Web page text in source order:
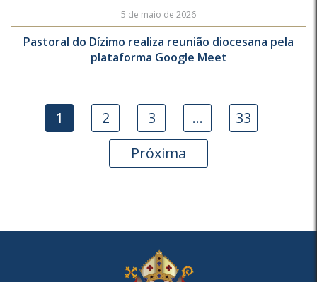
5 de maio de 2026
Pastoral do Dízimo realiza reunião diocesana pela
plataforma Google Meet
1 2 3 …
33
Próxima